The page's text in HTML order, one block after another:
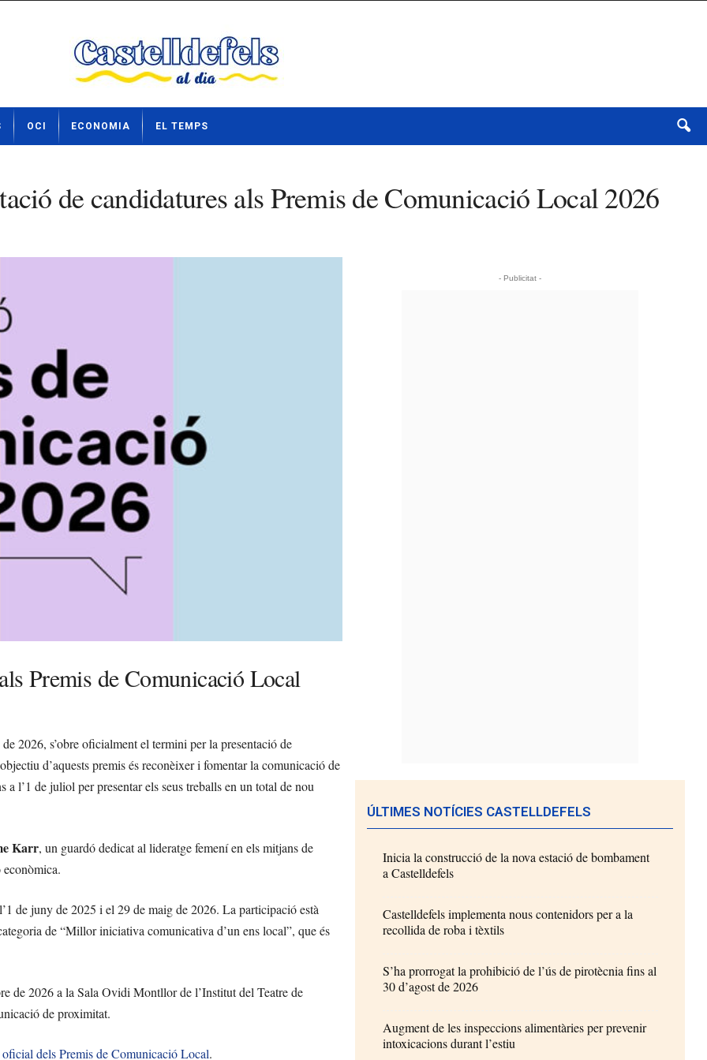
OCI ECONOMIA EL TEMPS
de candidatures als Premis de Comunicació Local 2026
Premis de Comunicació Local
2026, s’obre oficialment el termini per la presentació de
d’aquests premis és reconèixer i fomentar la comunicació de
l’1 de juliol per presentar els seus treballs en un total de nou
Karr, un guardó dedicat al lideratge femení en els mitjans de
econòmica.
de juny de 2025 i el 29 de maig de 2026. La participació està
de “Millor iniciativa comunicativa d’un ens local”, que és
de 2026 a la Sala Ovidi Montllor de l’Institut del Teatre de
de proximitat.
dels Premis de Comunicació Local.
- Publicitat -
ÚLTIMES NOTÍCIES CASTELLDEFELS
Inicia la construcció de la nova estació de bombament
a Castelldefels
Castelldefels implementa nous contenidors per a la
recollida de roba i tèxtils
S’ha prorrogat la prohibició de l’ús de pirotècnia fins al
30 d’agost de 2026
Augment de les inspeccions alimentàries per prevenir
intoxicacions durant l’estiu